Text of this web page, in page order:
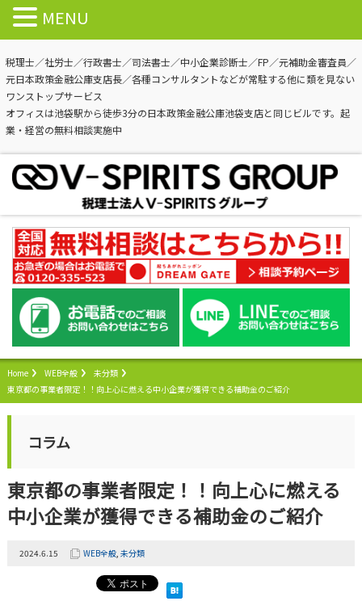
税理士／社労士／行政書士／司法書士／中小企業診断士／FP／元補助金審査員／
元日本政策金融公庫支店長／各種コンサルタントなどが常駐する他に類を見ない
ワンストップサービス
オフィスは池袋駅から徒歩3分の日本政策金融公庫池袋支店と同じビルです。起
業・経営の無料相談実施中
Home WEB全般
未分類
東京都の事業者限定！！向上心に燃える中小企業が獲得できる補助金のご紹介
コラム
東京都の事業者限定！！向上心に燃える
中小企業が獲得できる補助金のご紹介
2024.6.15 WEB全般, 未分類
MENU